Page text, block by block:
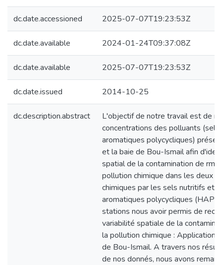
dc.date.accessioned 2025-07-07T19:23:53Z
dc.date.available 2024-01-24T09:37:08Z
dc.date.available 2025-07-07T19:23:53Z
dc.date.issued 2014-10-25
dc.description.abstract
L'objectif de notre travail est de
concentrations des polluants
aromatiques polycycliques)
et la baie de Bou-Ismail afin
spatial de la contamination de
pollution chimique dans les deux
chimiques par les sels nutritifs et
aromatiques polycycliques (HAP)
stations nous avoir permis de
variabilité spatiale de la
la pollution chimique : Application
de Bou-Ismail. A travers nos
de nos donnés, nous avons